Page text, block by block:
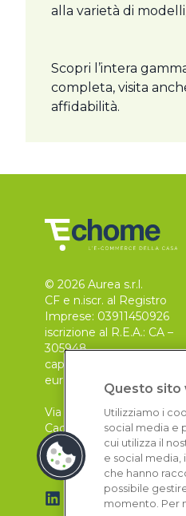
alla varietà di
Scopri l’intera
completa, visita
affidabilità.
© 2026 Aurea s.r.l.
CF e n.iscr. al Registro
Imprese: 03911450926
iscrizione al R.E.A.: CA –
305948
capitale sociale 30.000
euro, i.v.
Via Pietro Leo n. 6
Cagliari
09129
Questo sito
Utilizziamo i
social media e
cui utilizza il
e social
che hanno
possibile
momento. Per